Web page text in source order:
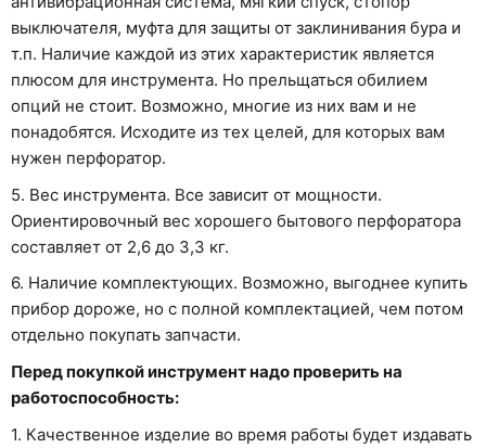
выключателя, муфта для защиты от заклинивания бура и
т.п. Наличие каждой из этих характеристик является
плюсом для инструмента. Но прельщаться обилием
опций не стоит. Возможно, многие из них вам и не
понадобятся. Исходите из тех целей, для которых вам
нужен перфоратор.
5. Вес инструмента. Все зависит от мощности.
Ориентировочный вес хорошего бытового перфоратора
составляет от 2,6 до 3,3 кг.
6. Наличие комплектующих. Возможно, выгоднее купить
прибор дороже, но с полной комплектацией, чем потом
отдельно покупать запчасти.
Перед покупкой инструмент надо проверить на
работоспособность:
1. Качественное изделие во время работы будет издавать